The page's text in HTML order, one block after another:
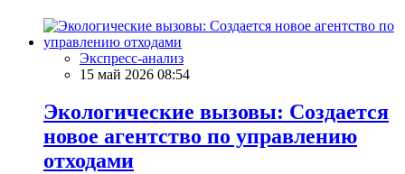
Экспресс-анализ
15 май 2026 08:54
Экологические вызовы: Создается
новое агентство по управлению
отходами